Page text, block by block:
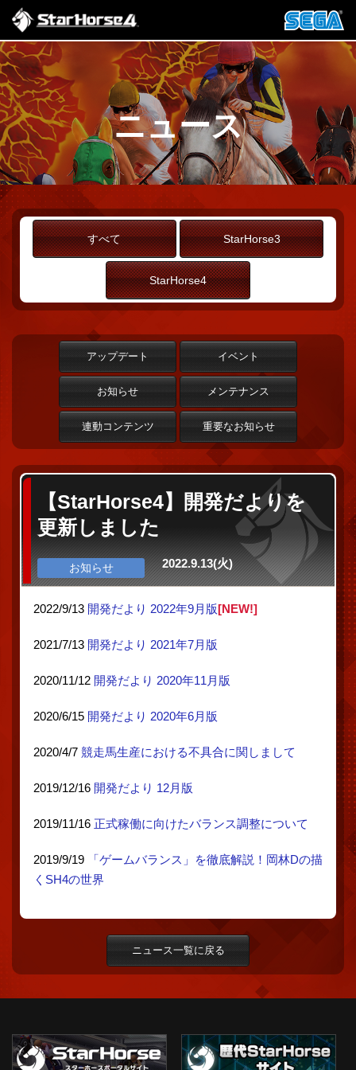
ニュース
すべて StarHorse3
StarHorse4
アップデート イベント
お知らせ メンテナンス
連動コンテンツ 重要なお知らせ
【StarHorse4】開発だよりを
更新しました
お知らせ 2022.9.13(火)
2022/9/13 開発だより 2022年9月版[NEW!]
2021/7/13 開発だより 2021年7月版
2020/11/12 開発だより 2020年11月版
2020/6/15 開発だより 2020年6月版
2020/4/7 競走馬生産における不具合に関しまして
2019/12/16 開発だより 12月版
2019/11/16 正式稼働に向けたバランス調整について
2019/9/19
「ゲームバランス」を徹底解説！岡林Dの描
くSH4の世界
ニュース一覧に戻る